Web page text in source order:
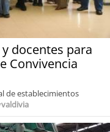
docentes para
Convivencia
de establecimientos
valdivia